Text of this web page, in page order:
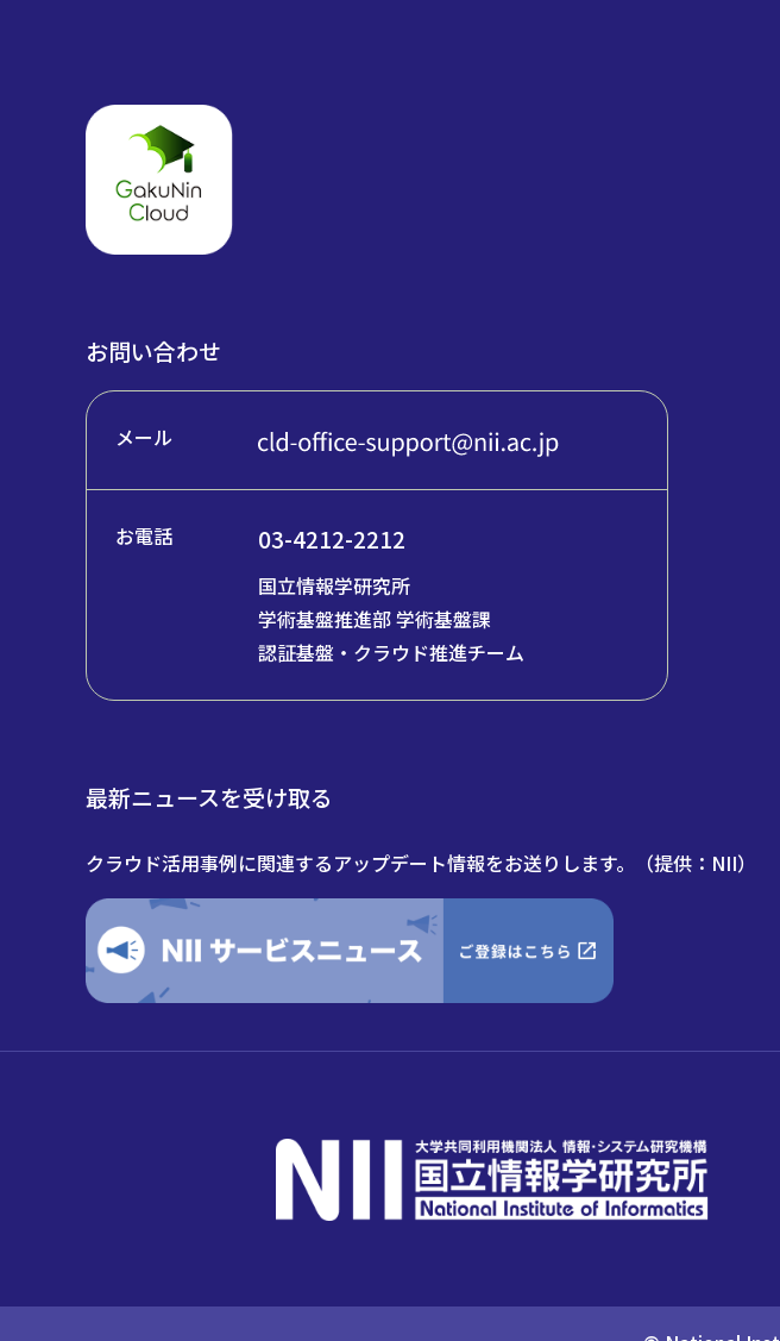
お問い合わせ
メール
お電話 03-4212-2212
国立情報学研究所
学術基盤推進部 学術基盤課
認証基盤・クラウド推進チーム
最新ニュースを受け取る
クラウド活用事例に関連するアップデート情報をお送りします。（提供：NII）